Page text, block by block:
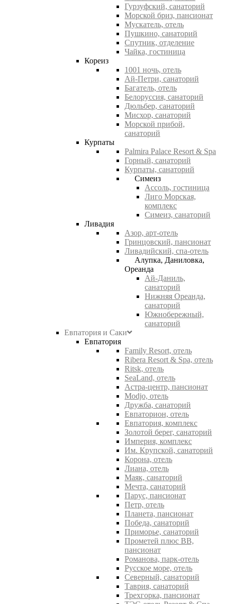
Гурзуфский, санаторий
Морской бриз, пансионат
Мускатель, отель
Пушкино, санаторий
Спутник, отделение
Чайка, гостиница
Кореиз
1001 ночь, отель
Ай-Петри, санаторий
Багатель, отель
Белоруссия, санаторий
Дюльбер, санаторий
Мисхор, санаторий
Морской прибой,
санаторий
Курпаты
Palmira Palace Resort & Spa
Горный, санаторий
Курпаты, санаторий
Симеиз
Ассоль, гостиница
Лиго Морская,
комплекс
Симеиз, санаторий
Ливадия
Азор, арт-отель
Гринцовский, пансионат
Ливадийский, спа-отель
Алупка, Даниловка,
Ореанда
Ай-Даниль,
санаторий
Нижняя Ореанда,
санаторий
Южнобережный,
санаторий
Евпатория и Саки
Евпатория
Family Resort, отель
Ribera Resort & Spa, отель
Ritsk, отель
SeaLand, отель
Астра-центр, пансионат
Modjo, отель
Дружба, санаторий
Евпаторион, отель
Евпатория, комплекс
Золотой берег, санаторий
Империя, комплекс
Им. Крупской, санаторий
Корона, отель
Лиана, отель
Маяк, санаторий
Мечта, санаторий
Парус, пансионат
Петр, отель
Планета, пансионат
Победа, санаторий
Приморье, санаторий
Прометей плюс ВВ,
пансионат
Романова, парк-отель
Русское море, отель
Северный, санаторий
Таврия, санаторий
Трехгорка, пансионат